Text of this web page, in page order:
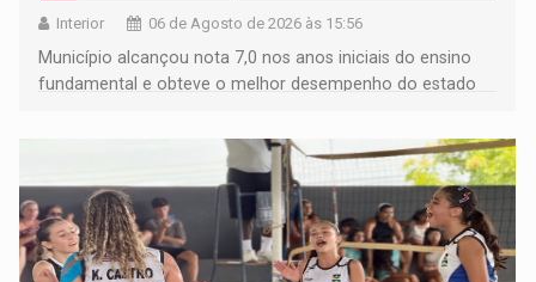
Interior 06 de Agosto de 2026 às 15:56
Município alcançou nota 7,0 nos anos iniciais do ensino
fundamental e obteve o melhor desempenho do estado